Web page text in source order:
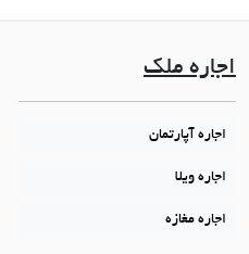
اجاره ملک
اجاره آپارتمان
اجاره ویلا
اجاره مغازه